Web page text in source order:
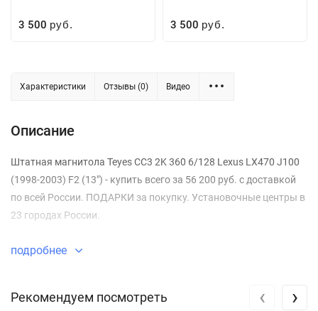
3 500 руб. 3 500 руб.
Характеристики Отзывы (0) Видео
Описание
Штатная магнитола Teyes CC3 2K 360 6/128 Lexus LX470 J100
(1998-2003) F2 (13") - купить всего за 56 200 руб. с доставкой
по всей России. ПОДАРКИ за покупку. Установочные центры в
23 городах России.
подробнее
Рекомендуем посмотреть ‹ ›